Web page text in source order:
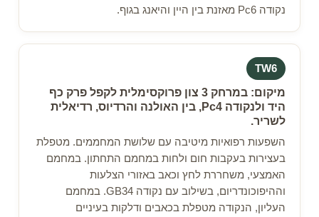
נקודה Pc6 מאזנת בין היין והיאנג בגוף.
TW6
מיקום: במרחק 3 צון פרוקסימלית לקפל פרק כף
היד ולנקודה Pc4, בין האולנה והרדיוס, רדיאלית
לשריר.
השפעות רפואיות מיטיבה עם שלושת המחממים. מטפלת
בעצירות בעקבות חום ולחות במחמם התחתון. במחמם
האמצעי, משחררת לחץ וכאב באזורי הצלעות
וההיפוכונדריום, בשילוב עם נקודה GB34. במחמם
העליון, הנקודה מטפלת בכאבים ודלקות בעיניים